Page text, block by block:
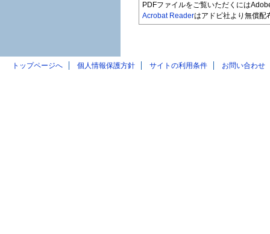
PDFファイルをご覧いただくには
Acrobat Readerはアドビ社より無償配
トップページへ 個人情報保護方針 サイトの利用条件 お問い合わせ